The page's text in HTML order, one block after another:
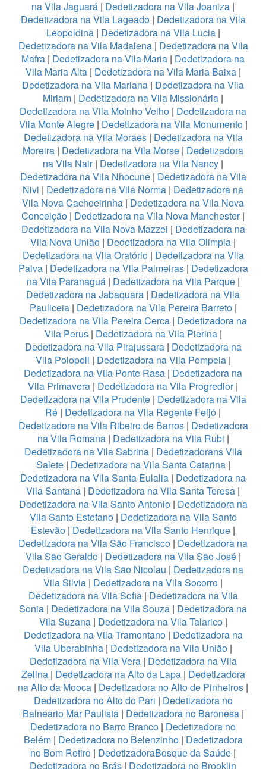
na Vila Jaguará | Dedetizadora na Vila Joaniza |
Dedetizadora na Vila Lageado| Dedetizadora na Vila
Leopoldina| Dedetizadora na Vila Lucia|
Dedetizadora na Vila Madalena| Dedetizadora na Vila
Mafra | Dedetizadora na Vila Maria | Dedetizadora na
Vila Maria Alta| Dedetizadora na Vila Maria Baixa|
Dedetizadora na Vila Mariana | Dedetizadora na Vila
Miriam | Dedetizadora na Vila Missionária |
Dedetizadora na Vila Moinho Velho | Dedetizadora na
Vila Monte Alegre| Dedetizadora na Vila Monumento|
Dedetizadora na Vila Moraes| Dedetizadora na Vila
Moreira | Dedetizadora na Vila Morse | Dedetizadora
na Vila Nair| Dedetizadora na Vila Nancy |
Dedetizadora na Vila Nhocune| Dedetizadora na Vila
Nivi | Dedetizadora na Vila Norma | Dedetizadora na
Vila Nova Cachoeirinha | Dedetizadora na Vila Nova
Conceição | Dedetizadora na Vila Nova Manchester|
Dedetizadora na Vila Nova Mazzei | Dedetizadora na
Vila Nova União | Dedetizadora na Vila Olimpia |
Dedetizadora na Vila Oratório| Dedetizadora na Vila
Paiva| Dedetizadora na Vila Palmeiras| Dedetizadora
na Vila Paranaguá| Dedetizadora na Vila Parque|
Dedetizadora na Jabaquara | Dedetizadora na Vila
Pauliceia| Dedetizadora na Vila Pereira Barreto|
Dedetizadora na Vila Pereira Cerca| Dedetizadora na
Vila Perus| Dedetizadora na Vila Pierina|
Dedetizadora na Vila Pirajussara| Dedetizadora na
Vila Polopoli | Dedetizadora na Vila Pompeia|
Dedetizadora na Vila Ponte Rasa | Dedetizadora na
Vila Primavera | Dedetizadora na Vila Progredior|
Dedetizadora na Vila Prudente| Dedetizadora na Vila
Ré | Dedetizadora na Vila Regente Feijó |
Dedetizadora na Vila Ribeiro de Barros| Dedetizadora
na Vila Romana| Dedetizadora na Vila Rubi |
Dedetizadora na Vila Sabrina| Dedetizadorans Vila
Salete| Dedetizadora na Vila Santa Catarina|
Dedetizadora na Vila Santa Eulalia | Dedetizadora na
Vila Santana | Dedetizadora na Vila Santa Teresa |
Dedetizadora na Vila Santo Antonio| Dedetizadora na
Vila Santo Estefano| Dedetizadora na Vila Santo
Estevão | Dedetizadora na Vila Santo Henrique |
Dedetizadora na Vila São Francisco | Dedetizadora na
Vila São Geraldo| Dedetizadora na Vila São José|
Dedetizadora na Vila São Nicolau | Dedetizadora na
Vila Silvia | Dedetizadora na Vila Socorro |
Dedetizadora na Vila Sofia| Dedetizadora na Vila
Sonia | Dedetizadora na Vila Souza | Dedetizadora na
Vila Suzana| Dedetizadora na Vila Talarico|
Dedetizadora na Vila Tramontano| Dedetizadora na
Vila Uberabinha| Dedetizadora na Vila União|
Dedetizadora na Vila Vera| Dedetizadora na Vila
Zelina| Dedetizadora na Alto da Lapa| Dedetizadora
na Alto da Mooca | Dedetizadora no Alto de Pinheiros |
Dedetizadora no Alto do Pari | Dedetizadora no
Balneario Mar Paulista| Dedetizadora no Baronesa|
Dedetizadora no Barro Branco | Dedetizadora no
Belém| Dedetizadora no Belenzinho| Dedetizadora
no Bom Retiro | DedetizadoraBosque da Saúde |
Dedetizadora no Brás | Dedetizadora no Brooklin